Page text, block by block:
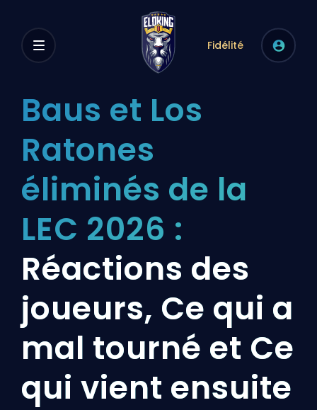
Fidélité
Baus et Los
Ratones
éliminés de la
LEC 2026 :
Réactions des
joueurs, Ce qui a
mal tourné et Ce
qui vient ensuite